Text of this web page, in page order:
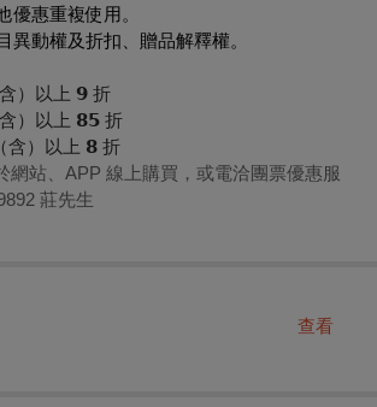
優惠重複使用。
異動權及折扣、贈品解釋權。
）以上 𝟵 折
）以上 𝟴𝟱 折
含）以上 𝟴 折
站、APP 線上購買，或電洽團票優惠服
莊先生
查看